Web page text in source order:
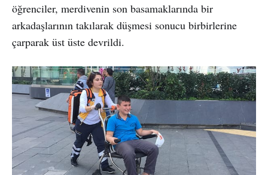
öğrenciler, merdivenin son basamaklarında bir
arkadaşlarının takılarak düşmesi sonucu birbirlerine
çarparak üst üste devrildi.